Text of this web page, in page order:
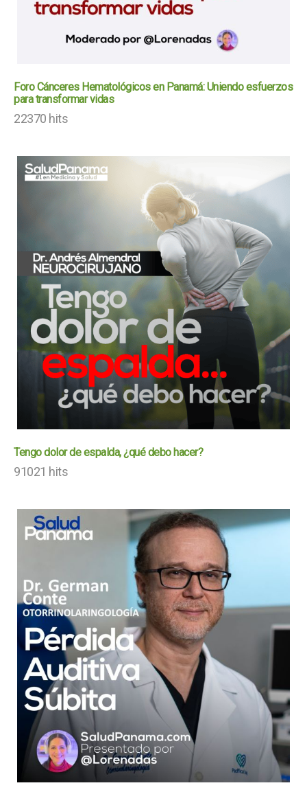
Foro Cánceres Hematológicos en Panamá: Uniendo esfuerzos
para transformar vidas
22370 hits
Tengo dolor de espalda, ¿qué debo hacer?
91021 hits